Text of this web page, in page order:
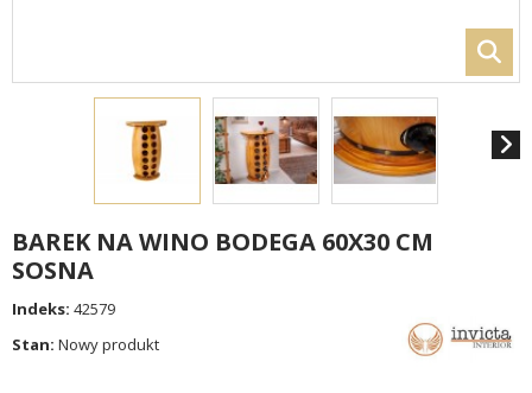
BAREK NA WINO BODEGA 60X30 CM
SOSNA
Indeks: 42579
Stan: Nowy produkt